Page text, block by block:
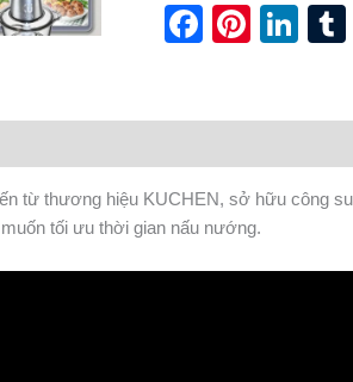
từ thương hiệu KUCHEN, sở hữu công
tối ưu thời gian nấu nướng.